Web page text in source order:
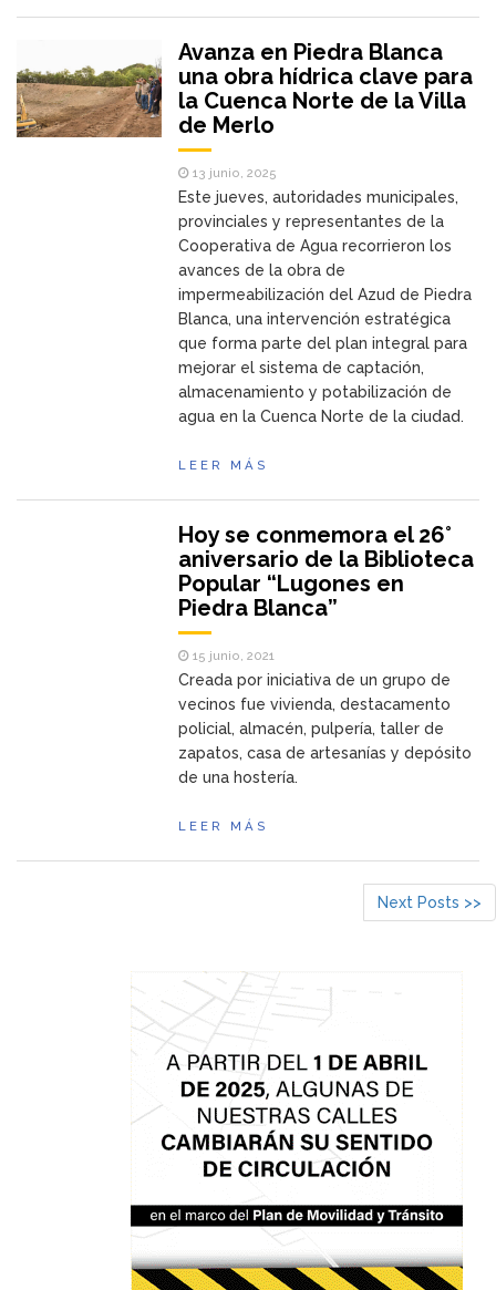
Avanza en Piedra Blanca
una obra hídrica clave para
la Cuenca Norte de la Villa
de Merlo
13 junio, 2025
Este jueves, autoridades municipales,
provinciales y representantes de la
Cooperativa de Agua recorrieron los
avances de la obra de
impermeabilización del Azud de Piedra
Blanca, una intervención estratégica
que forma parte del plan integral para
mejorar el sistema de captación,
almacenamiento y potabilización de
agua en la Cuenca Norte de la ciudad.
LEER MÁS
Hoy se conmemora el 26°
aniversario de la Biblioteca
Popular “Lugones en
Piedra Blanca”
15 junio, 2021
Creada por iniciativa de un grupo de
vecinos fue vivienda, destacamento
policial, almacén, pulpería, taller de
zapatos, casa de artesanías y depósito
de una hostería.
LEER MÁS
Next Posts >>